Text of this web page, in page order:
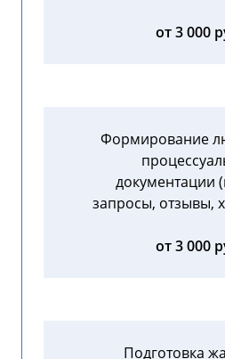
от 3 000
Формирование
документации
запросы, отзывы,
от 3 000
Подготовка